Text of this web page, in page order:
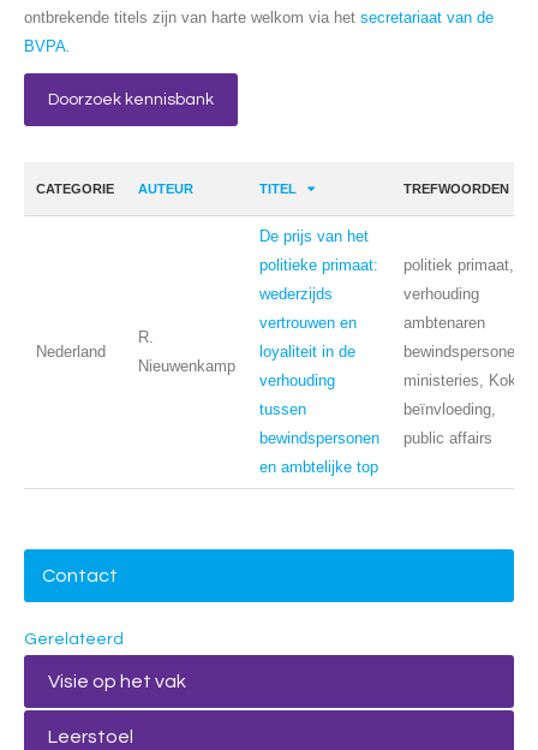
ontbrekende titels zijn van harte welkom via het secretariaat van de
BVPA.
Doorzoek kennisbank
CATEGORIE AUTEUR TITEL TREFWOORDEN
Nederland
R.
Nieuwenkamp
De prijs van het
politieke primaat:
wederzijds
vertrouwen en
loyaliteit in de
verhouding
tussen
bewindspersonen
en ambtelijke top
politiek primaat,
verhouding
ambtenaren
bewindspersonen,
ministeries, Kok,
beïnvloeding,
public affairs
Contact
Gerelateerd
Visie op het vak
Leerstoel